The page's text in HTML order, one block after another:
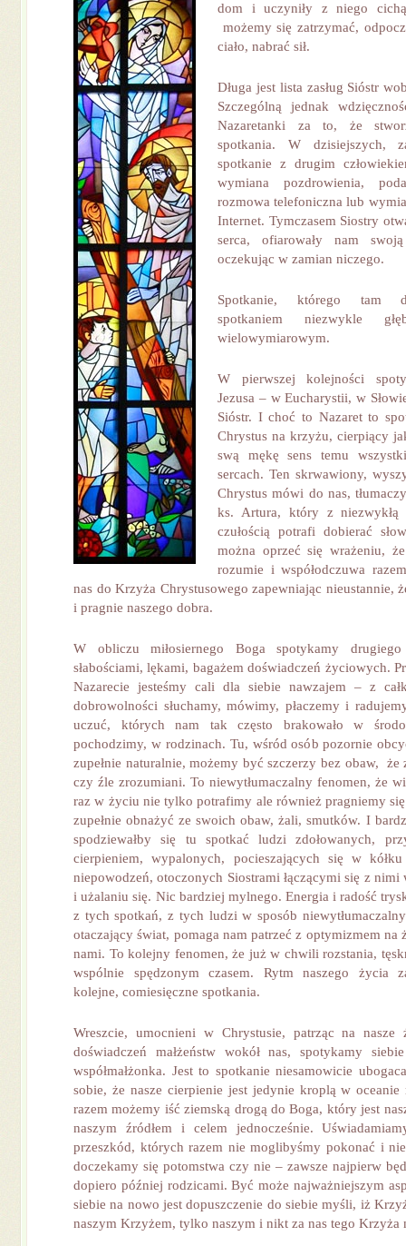
dom i uczyniły z niego
możemy się zatrzymać,
ciało, nabrać sił.
Długa jest lista zasług Sióstr
Szczególną jednak
Nazaretanki za to, że
spotkania. W dzisiejszych,
spotkanie z drugim
wymiana pozdrowienia,
rozmowa telefoniczna lub
Internet. Tymczasem Siostry
serca, ofiarowały nam
oczekując w zamian niczego.
Spotkanie, którego tam
spotkaniem niezwykle
wielowymiarowym.
W pierwszej kolejności
Jezusa – w Eucharystii, w
Sióstr. I choć to Nazaret to
Chrystus na krzyżu, cierpiący
swą mękę sens temu
sercach. Ten skrwawiony,
Chrystus mówi do nas,
ks. Artura, który z niezwykłą
czułością potrafi dobierać
można oprzeć się wrażeniu,
rozumie i współodczuwa
nas do Krzyża Chrystusowego zapewniając nieustannie,
i pragnie naszego dobra.
W obliczu miłosiernego Boga spotykamy
słabościami, lękami, bagażem doświadczeń życiowych.
Nazarecie jesteśmy cali dla siebie nawzajem – z
dobrowolności słuchamy, mówimy, płaczemy i
uczuć, których nam tak często brakowało w
pochodzimy, w rodzinach. Tu, wśród osób pozornie
zupełnie naturalnie, możemy być szczerzy bez obaw, że
czy źle zrozumiani. To niewytłumaczalny fenomen, że
raz w życiu nie tylko potrafimy ale również pragniemy
zupełnie obnażyć ze swoich obaw, żali, smutków. I
spodziewałby się tu spotkać ludzi zdołowanych,
cierpieniem, wypalonych, pocieszających się w
niepowodzeń, otoczonych Siostrami łączącymi się z
i użalaniu się. Nic bardziej mylnego. Energia i radość
z tych spotkań, z tych ludzi w sposób
otaczający świat, pomaga nam patrzeć z optymizmem na
nami. To kolejny fenomen, że już w chwili rozstania,
wspólnie spędzonym czasem. Rytm naszego życia
kolejne, comiesięczne spotkania.
Wreszcie, umocnieni w Chrystusie, patrząc na nasze
doświadczeń małżeństw wokół nas, spotykamy
współmałżonka. Jest to spotkanie niesamowicie
sobie, że nasze cierpienie jest jedynie kroplą w oceanie
razem możemy iść ziemską drogą do Boga, który jest
naszym źródłem i celem jednocześnie.
przeszkód, których razem nie moglibyśmy pokonać i
doczekamy się potomstwa czy nie – zawsze najpierw
dopiero później rodzicami. Być może najważniejszym
siebie na nowo jest dopuszczenie do siebie myśli, iż
naszym Krzyżem, tylko naszym i nikt za nas tego Krzyża